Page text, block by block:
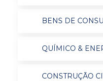
BENS DE
QUÍMICO &
CONSTRUÇÃO